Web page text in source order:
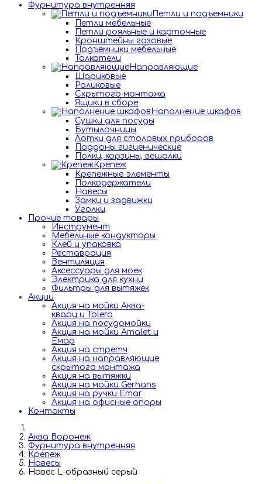
Фурнитура внутренняя
Петли и подъемники
Петли мебельные
Петли рояльные и карточные
Кронштейны газовые
Подъемники мебельные
Толкатели
Направляющие
Шариковые
Роликовые
Скрытого монтажа
Ящики в сборе
Наполнение шкафов
Сушки для посуды
Бутылочницы
Лотки для столовых приборов
Поддоны гигиенические
Полки, корзины, вешалки
Крепеж
Крепежные элементы
Полкодержатели
Навесы
Замки и задвижки
Уголки
Прочие товары
Инструмент
Мебельные кондукторы
Клей и упаковка
Реставрация
Вентиляция
Аксессуары для моек
Электрика для кухни
Фильтры для вытяжек
Акции
Акция на мойки Аква-
кварц и Tolero
Акция на посудомойки
Акция на мойки Amalet и
Емар
Акция на стретч
Акция на направляющие
скрытого монтажа
Акция на вытяжки
Акция на мойки Gerhans
Акция на ручки Emar
Акция на офисные опоры
Контакты
Аква Воронеж
Фурнитура внутренняя
Крепеж
Навесы
Навес L-образный серый